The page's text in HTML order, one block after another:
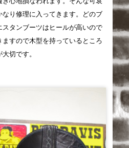
り修理に入ってきます。どのブ
タンブーツはヒールが高いので
すので木型を持っているところ
切です。
ルミッド